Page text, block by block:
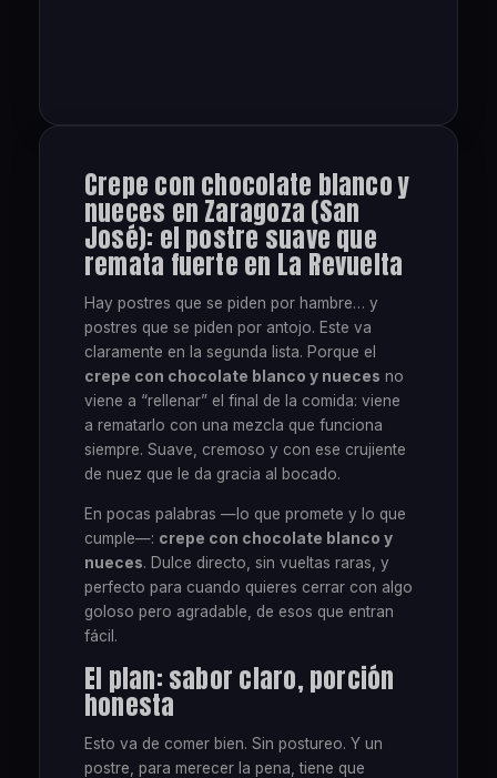
Crepe con chocolate blanco y
nueces en Zaragoza (San
José): el postre suave que
remata fuerte en La Revuelta
Hay postres que se piden por hambre… y
postres que se piden por antojo. Este va
claramente en la segunda lista. Porque el
crepe con chocolate blanco y nueces no
viene a “rellenar” el final de la comida: viene
a rematarlo con una mezcla que funciona
siempre. Suave, cremoso y con ese crujiente
de nuez que le da gracia al bocado.
En pocas palabras —lo que promete y lo que
cumple—: crepe con chocolate blanco y
nueces. Dulce directo, sin vueltas raras, y
perfecto para cuando quieres cerrar con algo
goloso pero agradable, de esos que entran
fácil.
El plan: sabor claro, porción
honesta
Esto va de comer bien. Sin postureo. Y un
postre, para merecer la pena, tiene que